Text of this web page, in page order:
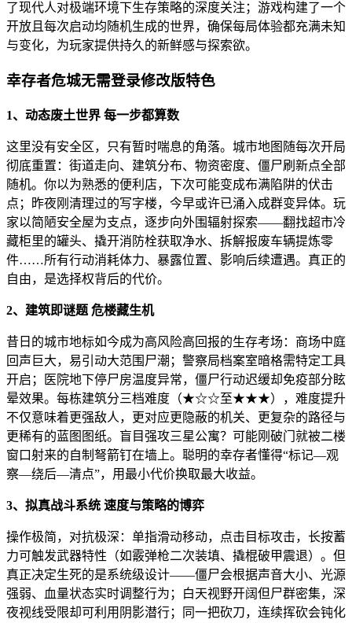
了现代人对极端环境下生存策略的深度关注；游戏构建了一个
开放且每次启动均随机生成的世界，确保每局体验都充满未知
与变化，为玩家提供持久的新鲜感与探索欲。
幸存者危城无需登录修改版特色
1、动态废土世界 每一步都算数
这里没有安全区，只有暂时喘息的角落。城市地图随每次开局
彻底重置：街道走向、建筑分布、物资密度、僵尸刷新点全部
随机。你以为熟悉的便利店，下次可能变成布满陷阱的伏击
点；昨夜刚清理过的写字楼，今早或许已涌入成群变异体。玩
家以简陋安全屋为支点，逐步向外围辐射探索——翻找超市冷
藏柜里的罐头、撬开消防栓获取净水、拆解报废车辆提炼零
件……所有行动消耗体力、暴露位置、影响后续遭遇。真正的
自由，是选择权背后的代价。
2、建筑即谜题 危楼藏生机
昔日的城市地标如今成为高风险高回报的生存考场：商场中庭
回声巨大，易引动大范围尸潮；警察局档案室暗格需特定工具
开启；医院地下停尸房温度异常，僵尸行动迟缓却免疫部分眩
晕效果。每栋建筑分三档难度（★☆☆至★★★），难度提升
不仅意味着更强敌人，更对应更隐蔽的机关、更复杂的路径与
更稀有的蓝图图纸。盲目强攻三星公寓？可能刚破门就被二楼
窗口射来的自制弩箭钉在墙上。聪明的幸存者懂得“标记—观
察—绕后—清点”，用最小代价换取最大收益。
3、拟真战斗系统 速度与策略的博弈
操作极简，对抗极深：单指滑动移动，点击目标攻击，长按蓄
力可触发武器特性（如霰弹枪二次装填、撬棍破甲震退）。但
真正决定生死的是系统级设计——僵尸会根据声音大小、光源
强弱、血量状态实时调整行为；白天视野开阔但尸群密集，深
夜视线受限却可利用阴影潜行；同一把砍刀，连续挥砍会钝化